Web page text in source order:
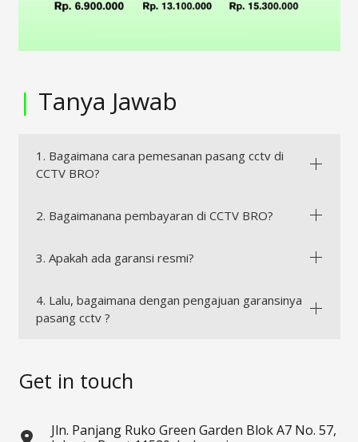
| Tanya Jawab
1. Bagaimana cara pemesanan pasang cctv di
CCTV BRO?
2. Bagaimanana pembayaran di CCTV BRO?
3. Apakah ada garansi resmi?
4. Lalu, bagaimana dengan pengajuan garansinya
pasang cctv ?
Get in touch
Jln. Panjang Ruko Green Garden Blok A7 No. 57,